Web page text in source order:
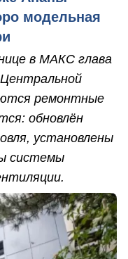
модельная
в МАКС глава
ремонтные
обновлён
установлены
системы